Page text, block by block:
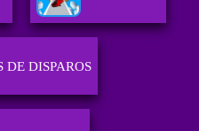
DE DISPAROS